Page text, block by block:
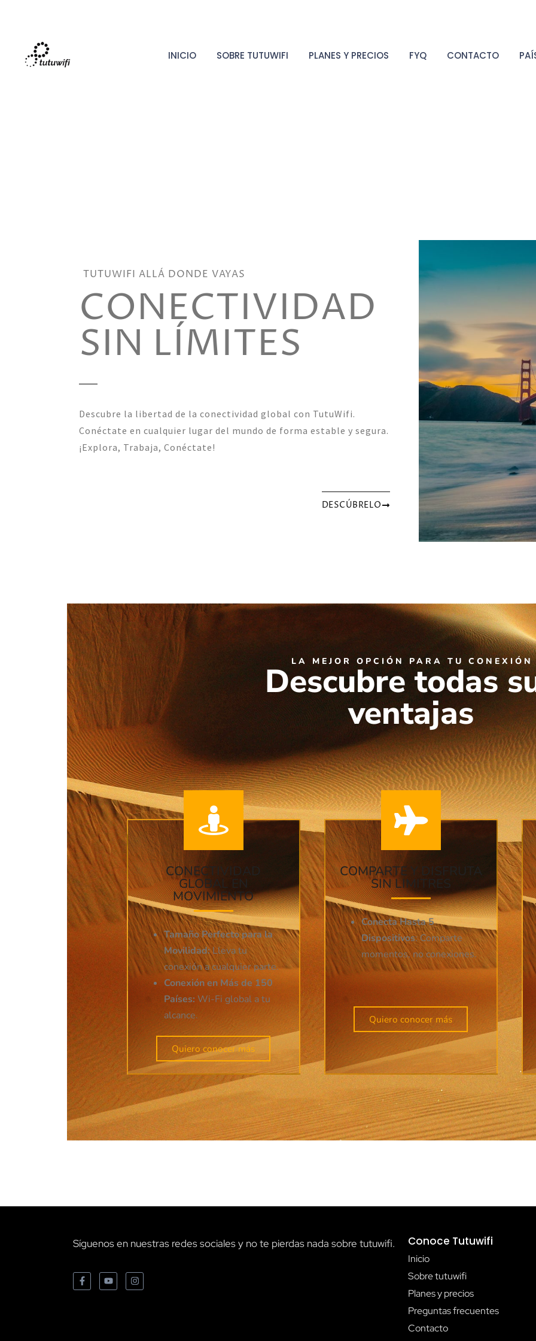
INICIO SOBRE TUTUWIFI PLANES Y PRECIOS FYQ CONTACTO
TUTUWIFI ALLÁ DONDE VAYAS
CONECTIVIDAD
SIN LÍMITES
Descubre la libertad de la conectividad global con TutuWifi.
Conéctate en cualquier lugar del mundo de forma estable y segura.
¡Explora, Trabaja, Conéctate!
DESCÚBRELO
LA MEJOR OPCIÓN PARA TU CONEXIÓN
Descubre todas
ventajas
CONECTIVIDAD
GLOBAL EN
MOVIMIENTO
Tamaño Perfecto para la
Movilidad:Lleva tu
conexión a cualquier parte.
Conexión en Más de 150
Países: Wi-Fi global a tu
alcance.
Quiero conocer más
COMPARTE Y DISFRUTA
SIN LIMITRES
Conecta Hasta 5
Dispositivos: Comparte
momentos, no conexiones.
Quiero conocer más
Síguenos en nuestras redes sociales y no te pierdas nada sobre tutuwifi. Conoce Tutuwifi
Inicio
Sobre tutuwifi
Planes y precios
Preguntas frecuentes
Contacto